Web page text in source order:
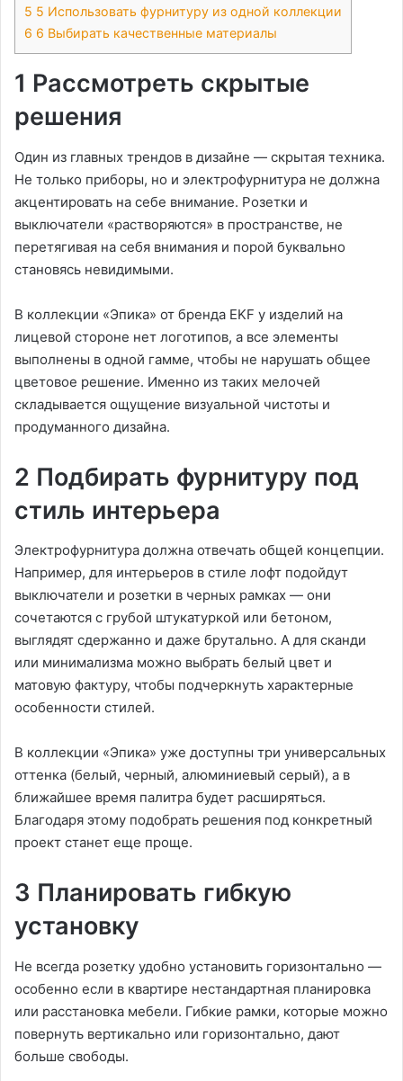
5 5 Использовать фурнитуру из одной коллекции
6 6 Выбирать качественные материалы
1 Рассмотреть скрытые
решения
Один из главных трендов в дизайне — скрытая техника.
Не только приборы, но и электрофурнитура не должна
акцентировать на себе внимание. Розетки и
выключатели «растворяются» в пространстве, не
перетягивая на себя внимания и порой буквально
становясь невидимыми.
В коллекции «Эпика» от бренда EKF у изделий на
лицевой стороне нет логотипов, а все элементы
выполнены в одной гамме, чтобы не нарушать общее
цветовое решение. Именно из таких мелочей
складывается ощущение визуальной чистоты и
продуманного дизайна.
2 Подбирать фурнитуру под
стиль интерьера
Электрофурнитура должна отвечать общей концепции.
Например, для интерьеров в стиле лофт подойдут
выключатели и розетки в черных рамках — они
сочетаются с грубой штукатуркой или бетоном,
выглядят сдержанно и даже брутально. А для сканди
или минимализма можно выбрать белый цвет и
матовую фактуру, чтобы подчеркнуть характерные
особенности стилей.
В коллекции «Эпика» уже доступны три универсальных
оттенка (белый, черный, алюминиевый серый), а в
ближайшее время палитра будет расширяться.
Благодаря этому подобрать решения под конкретный
проект станет еще проще.
3 Планировать гибкую
установку
Не всегда розетку удобно установить горизонтально —
особенно если в квартире нестандартная планировка
или расстановка мебели. Гибкие рамки, которые можно
повернуть вертикально или горизонтально, дают
больше свободы.